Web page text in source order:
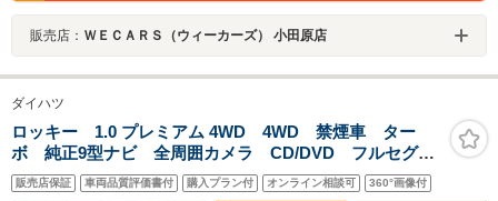
販売店： ＷＥＣＡＲＳ（ウィーカーズ） 小田原店
ダイハツ
ロッキー 1.0 プレミアム 4WD 4WD 禁煙車 ター
ボ 純正9型ナビ 全周囲カメラ CD/DVD フルセグ
Bluetooth 衝突軽減装置 アダプティブクルコン LED
ヘッド/フォグ オートハイビーム コーナーセンサー
販売店保証 車両品質評価書付 購入プラン付 オンライン相談可 360°画像付